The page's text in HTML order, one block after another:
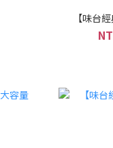
【味台